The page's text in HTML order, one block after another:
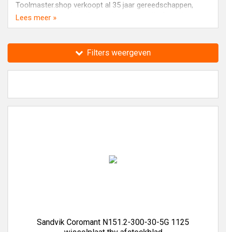
Toolmaster.shop verkoopt al 35 jaar gereedschappen,
machines en technische producten van alle A-merken.
Lees meer »
Filters weergeven
Sandvik Coromant N151.2-300-30-5G 1125